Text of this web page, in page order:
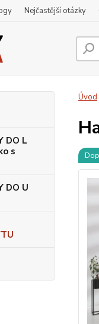
Nejčastější otázky
DO L
s
DO U
Úvod